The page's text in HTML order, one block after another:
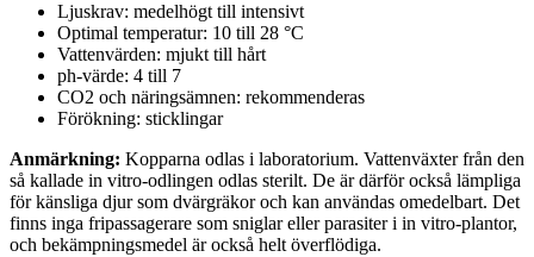
Ljuskrav: medelhögt till intensivt
Optimal temperatur: 10 till 28 °C
Vattenvärden: mjukt till hårt
ph-värde: 4 till 7
CO2 och näringsämnen: rekommenderas
Förökning: sticklingar
Anmärkning: Kopparna odlas i laboratorium. Vattenväxter från den
så kallade in vitro-odlingen odlas sterilt. De är därför också lämpliga
för känsliga djur som dvärgräkor och kan användas omedelbart. Det
finns inga fripassagerare som sniglar eller parasiter i in vitro-plantor,
och bekämpningsmedel är också helt överflödiga.